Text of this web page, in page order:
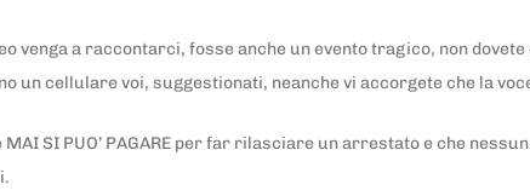
venga a raccontarci, fosse anche un evento tragico, non
un cellulare voi, suggestionati, neanche vi accorgete che la
SI PUO’ PAGARE per far rilasciare un arrestato e che